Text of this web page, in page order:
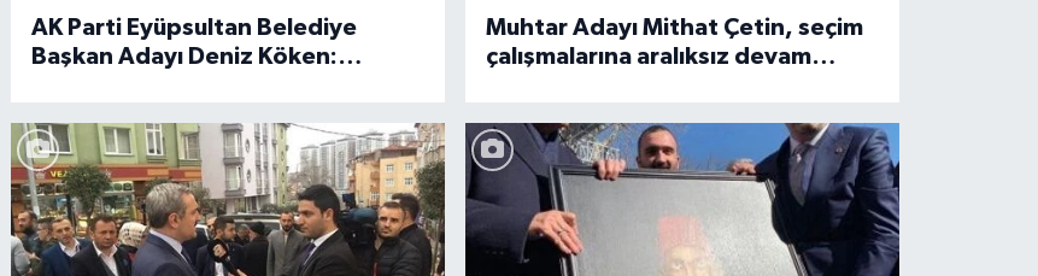
AK Parti Eyüpsultan Belediye
Başkan Adayı Deniz Köken:
Muhtar Adayı Mithat Çetin, seçim
çalışmalarına aralıksız devam